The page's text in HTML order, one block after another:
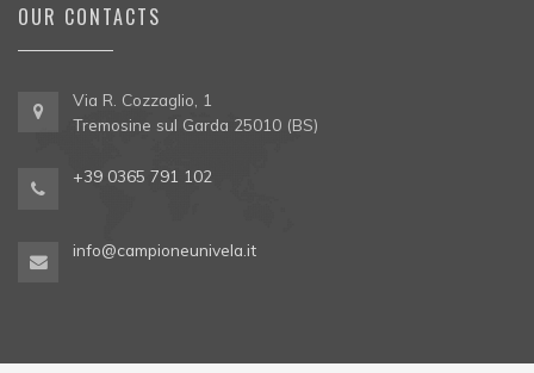
OUR CONTACTS
Via R. Cozzaglio, 1
Tremosine sul Garda 25010 (BS)
+39 0365 791 102
info@campioneunivela.it